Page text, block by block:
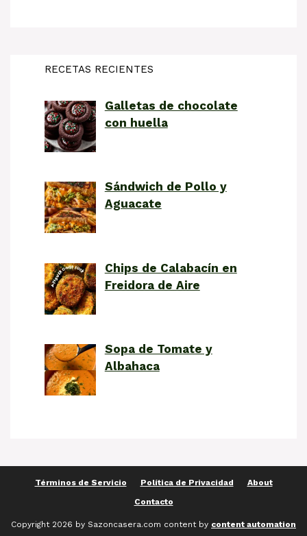
RECETAS RECIENTES
Galletas de chocolate
con huella
Sándwich de Pollo y
Aguacate
Chips de Calabacín en
Freidora de Aire
Sopa de Tomate y
Albahaca
Términos de Servicio Política de Privacidad
About
Contacto
Copyright 2026 by Sazoncasera.com content by content automation